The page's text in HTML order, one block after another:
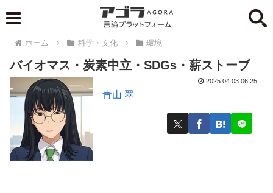
ホーム 科学・文化 環境
バイオマス・炭素中立・SDGs・薪ストーブ
青山 翠
2025.04.03 06:25